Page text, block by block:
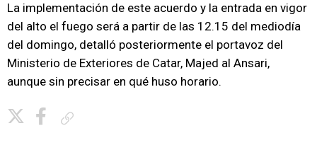
La implementación de este acuerdo y la entrada en vigor
del alto el fuego será a partir de las 12.15 del mediodía
del domingo, detalló posteriormente el portavoz del
Ministerio de Exteriores de Catar, Majed al Ansari,
aunque sin precisar en qué huso horario.